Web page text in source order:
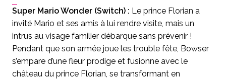
Super Mario Wonder (Switch) : Le prince Florian a
invité Mario et ses amis à lui rendre visite, mais un
intrus au visage familier débarque sans prévenir !
Pendant que son armée joue les trouble fête, Bowser
s’empare d’une fleur prodige et fusionne avec le
château du prince Florian, se transformant en